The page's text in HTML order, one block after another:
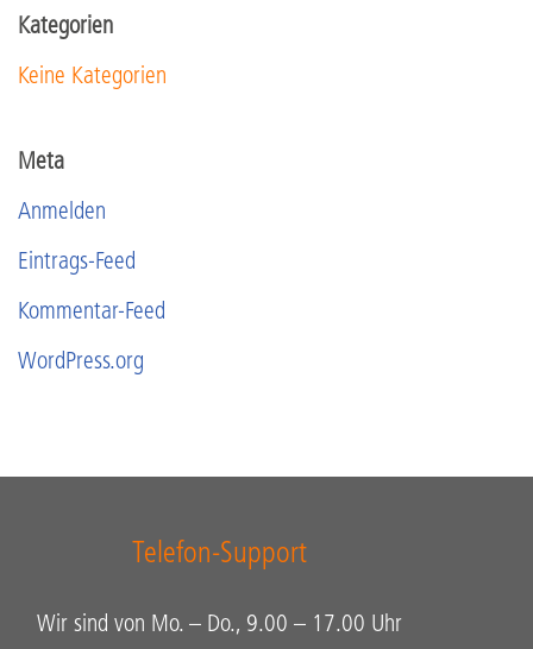
Kategorien
Keine Kategorien
Meta
Anmelden
Eintrags-Feed
Kommentar-Feed
WordPress.org
Telefon-Support
Wir sind von Mo. – Do., 9.00 – 17.00 Uhr